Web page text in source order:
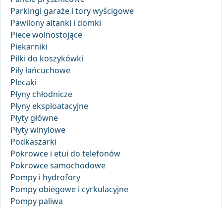
Parkingi garaże i tory wyścigowe
Pawilony altanki i domki
Piece wolnostojące
Piekarniki
Piłki do koszykówki
Piły łańcuchowe
Plecaki
Płyny chłodnicze
Płyny eksploatacyjne
Płyty główne
Płyty winylowe
Podkaszarki
Pokrowce i etui do telefonów
Pokrowce samochodowe
Pompy i hydrofory
Pompy obiegowe i cyrkulacyjne
Pompy paliwa